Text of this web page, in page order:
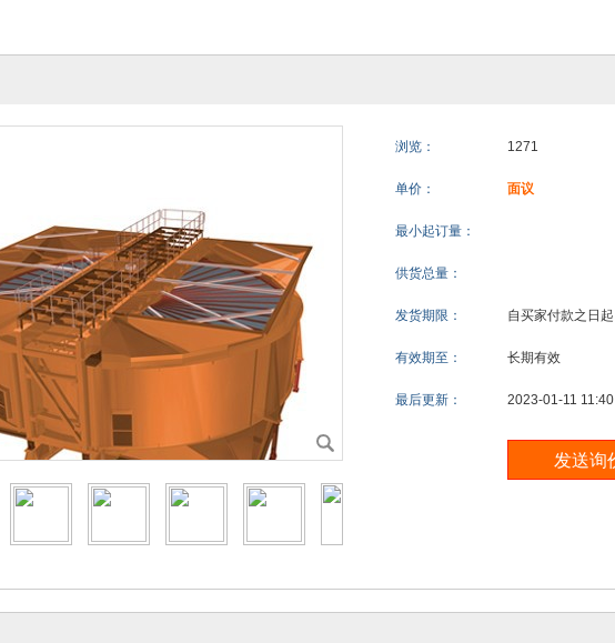
浏览： 1271
单价： 面议
最小起订量：
供货总量：
发货期限： 自买家付款之日起
有效期至： 长期有效
最后更新： 2023-01-11 11:40